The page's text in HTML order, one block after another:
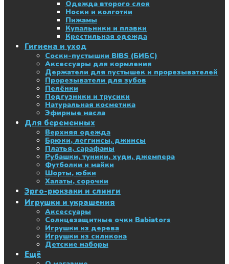
Одежда второго слоя
Носки и колготки
Пижамы
Купальники и плавки
Крестильная одежда
Гигиена и уход
Соски-пустышки BIBS (БИБС)
Аксессуары для кормления
Держатели для пустышек и прорезывателей
Прорезыватели для зубов
Пелёнки
Подгузники и трусики
Натуральная косметика
Эфирные масла
Для беременных
Верхняя одежда
Брюки, леггинсы, джинсы
Платья, сарафаны
Рубашки, туники, худи, джемпера
Футболки и майки
Шорты, юбки
Халаты, сорочки
Эрго-рюкзаки и слинги
Игрушки и украшения
Аксессуары
Солнцезащитные очки Babiators
Игрушки из дерева
Игрушки из силикона
Детские наборы
Ещё